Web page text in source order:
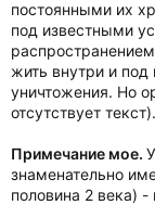
постоянными их
под известными
жить внутри и
уничтожения. Но
отсутствует текст).
Примечание мое.
знаменательно
половина 2 века) -